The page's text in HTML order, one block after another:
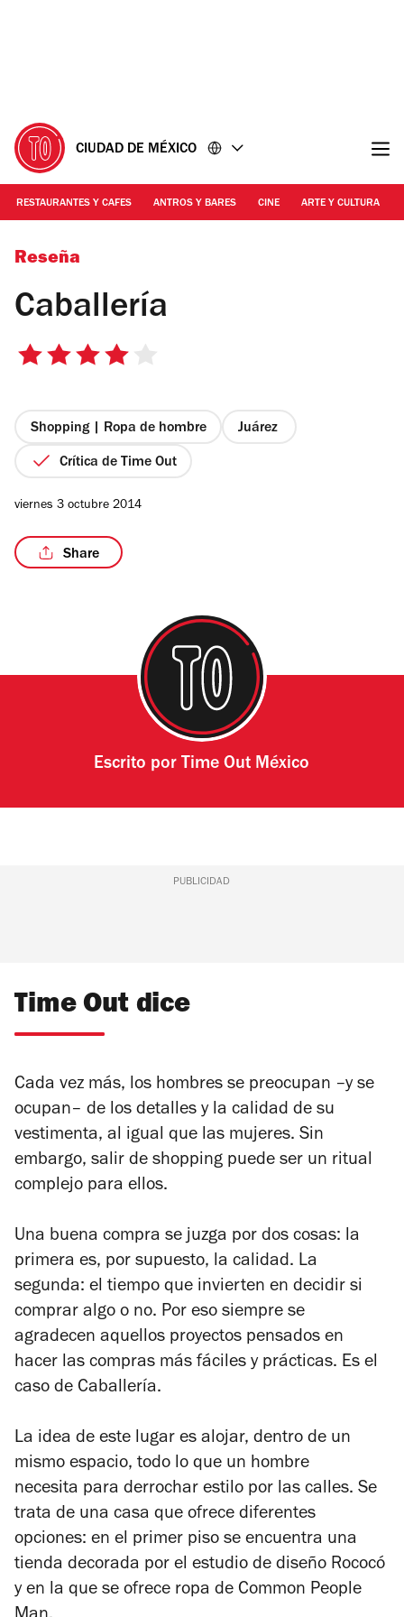
CIUDAD DE MÉXICO
RESTAURANTES Y CAFES ANTROS Y BARES CINE ARTE Y CULTURA
Foto: Alejandra Cabajal
Reseña
Caballería
4
estrellas
Shopping | Ropa de hombre Juárez
Crítica de Time Out
viernes 3 octubre 2014
Share
Escrito por Time Out México
PUBLICIDAD
Time Out dice
Cada vez más, los hombres se preocupan –y se
ocupan– de los detalles y la calidad de su
vestimenta, al igual que las mujeres. Sin
embargo, salir de shopping puede ser un ritual
complejo para ellos.
Una buena compra se juzga por dos cosas: la
primera es, por supuesto, la calidad. La
segunda: el tiempo que invierten en decidir si
comprar algo o no. Por eso siempre se
agradecen aquellos proyectos pensados en
hacer las compras más fáciles y prácticas. Es el
caso de Caballería.
La idea de este lugar es alojar, dentro de un
mismo espacio, todo lo que un hombre
necesita para derrochar estilo por las calles. Se
trata de una casa que ofrece diferentes
opciones: en el primer piso se encuentra una
tienda decorada por el estudio de diseño Rococó
y en la que se ofrece ropa de Common People